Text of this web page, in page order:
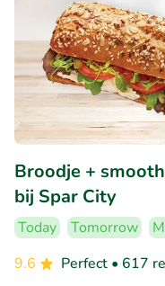
Broodje +
bij Spar City
Today Tomorrow
9.6
Perfect • 617